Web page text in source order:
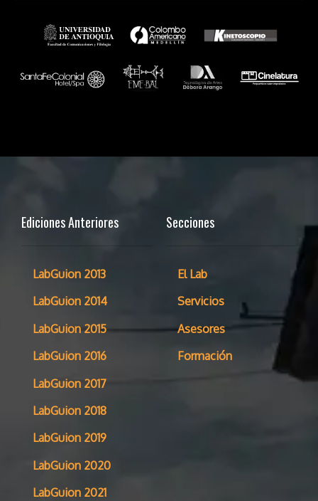
Ediciones Anteriores
LabGuion 2013
LabGuion 2014
LabGuion 2015
LabGuion 2016
LabGuion 2017
LabGuion 2018
LabGuion 2019
LabGuion 2020
LabGuion 2021
Secciones
El Lab
Servicios
Asesores
Formación